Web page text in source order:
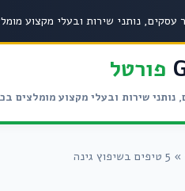
עסקים, נותני שירות ובעלי מקצוע
פורטל
נותני שירות ובעלי מקצוע מומלצים
» 5 טיפים בשיפוץ גינה